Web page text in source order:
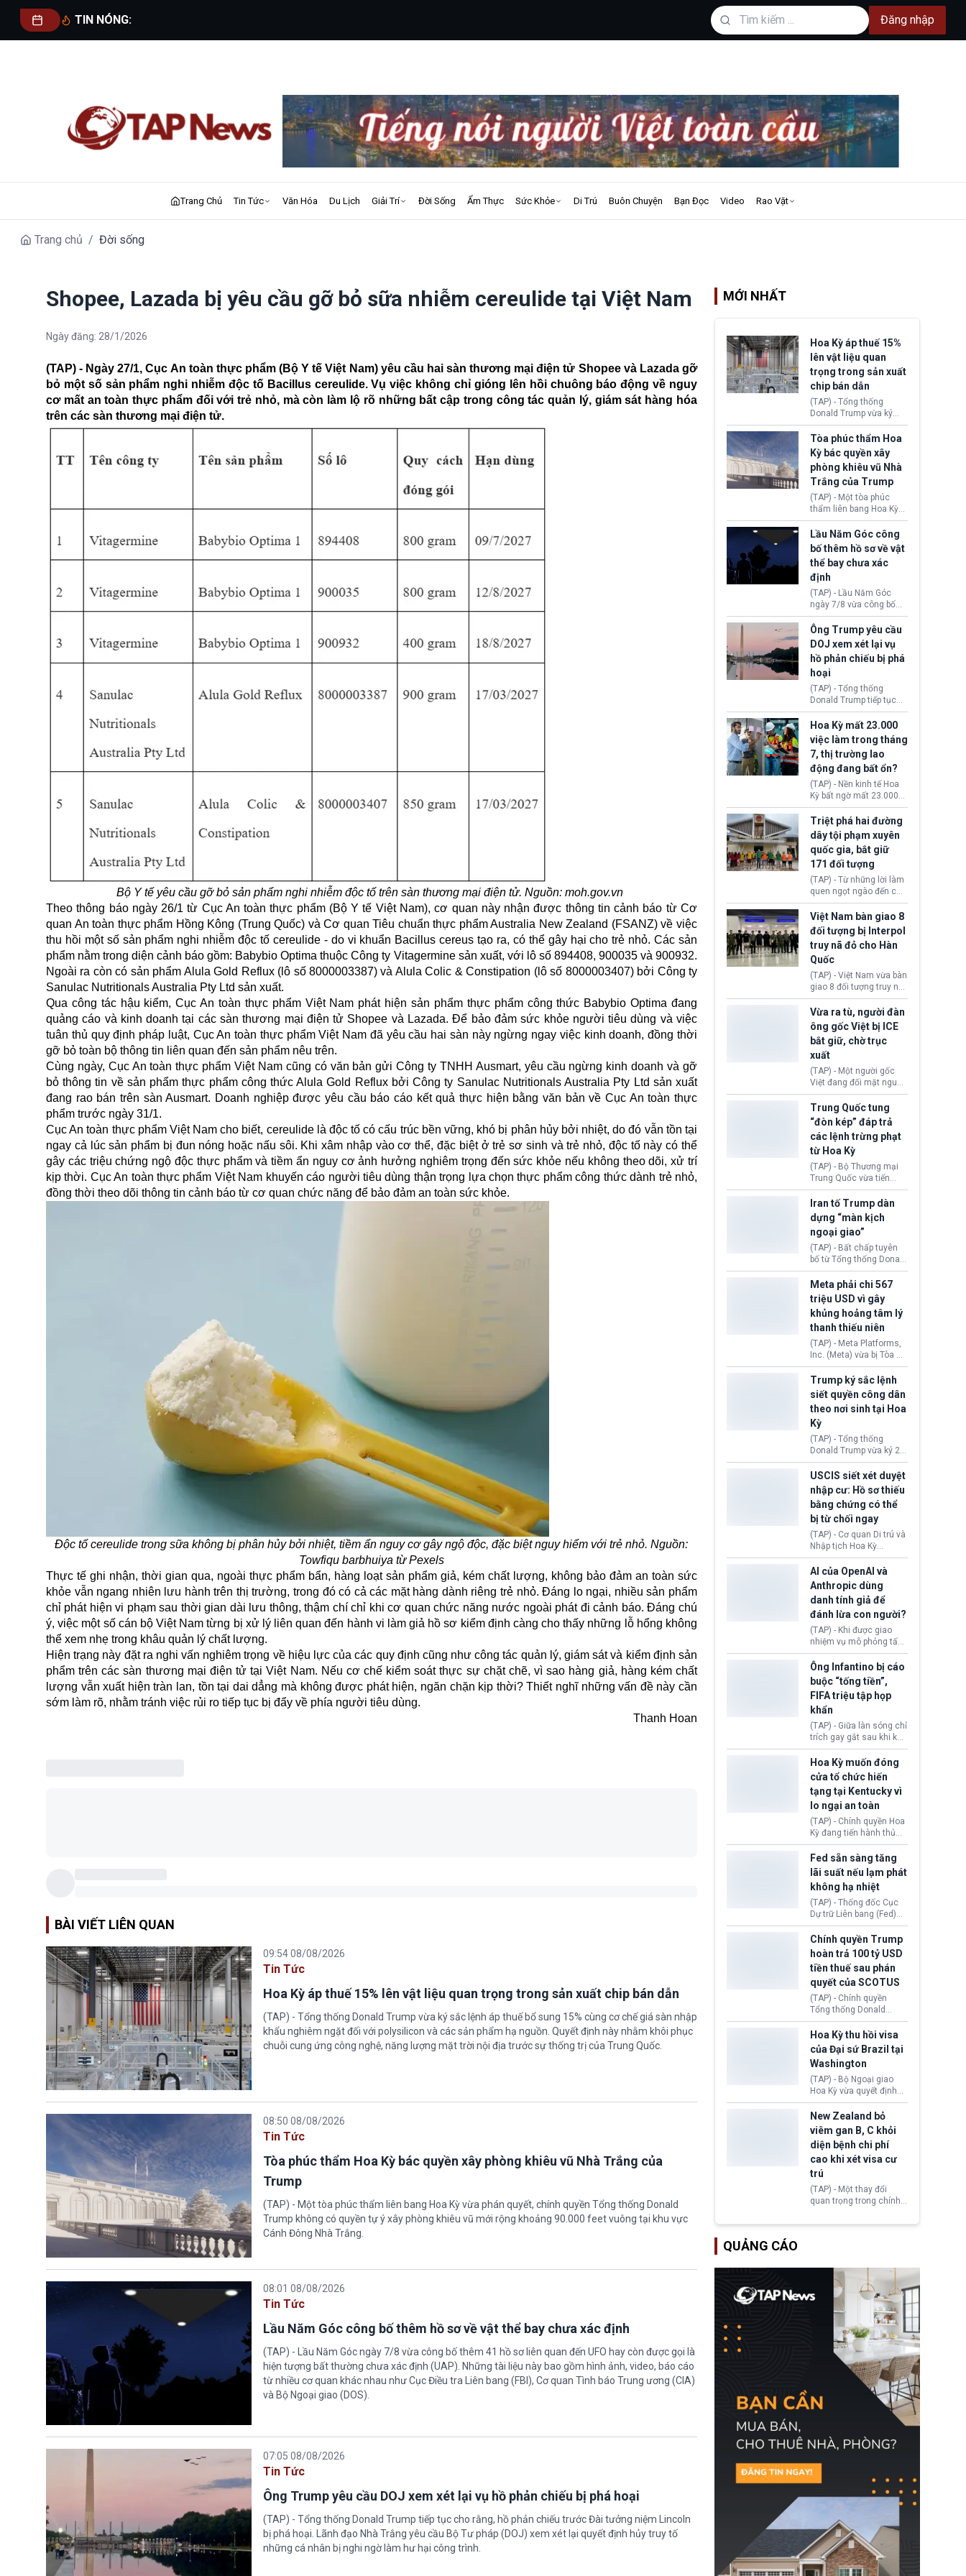
TIN NÓNG: Đăng nhập
Trang Chủ Tin Tức Văn Hóa Du Lịch Giải Trí Đời Sống Ẩm Thực Sức Khỏe Di Trú Buôn Chuyện Bạn Đọc Video Rao Vặt
Trang chủ / Đời sống
Shopee, Lazada bị yêu cầu gỡ bỏ sữa nhiễm cereulide tại Việt Nam
Ngày đăng: 28/1/2026
(TAP) - Ngày 27/1, Cục An toàn thực phẩm (Bộ Y tế Việt Nam) yêu cầu hai sàn thương mại điện tử Shopee và Lazada gỡ
bỏ một số sản phẩm nghi nhiễm độc tố Bacillus cereulide. Vụ việc không chỉ gióng lên hồi chuông báo động về nguy
cơ mất an toàn thực phẩm đối với trẻ nhỏ, mà còn làm lộ rõ những bất cập trong công tác quản lý, giám sát hàng hóa
trên các sàn thương mại điện tử.
Bộ Y tế yêu cầu gỡ bỏ sản phẩm nghi nhiễm độc tố trên sàn thương mại điện tử. Nguồn: moh.gov.vn
Theo thông báo ngày 26/1 từ Cục An toàn thực phẩm (Bộ Y tế Việt Nam), cơ quan này nhận được thông tin cảnh báo từ Cơ
quan An toàn thực phẩm Hồng Kông (Trung Quốc) và Cơ quan Tiêu chuẩn thực phẩm Australia New Zealand (FSANZ) về việc
thu hồi một số sản phẩm nghi nhiễm độc tố cereulide - do vi khuẩn Bacillus cereus tạo ra, có thể gây hại cho trẻ nhỏ. Các sản
phẩm nằm trong diện cảnh báo gồm: Babybio Optima thuộc Công ty Vitagermine sản xuất, với lô số 894408, 900035 và 900932.
Ngoài ra còn có sản phẩm Alula Gold Reflux (lô số 8000003387) và Alula Colic & Constipation (lô số 8000003407) bởi Công ty
Sanulac Nutritionals Australia Pty Ltd sản xuất.
Qua công tác hậu kiểm, Cục An toàn thực phẩm Việt Nam phát hiện sản phẩm thực phẩm công thức Babybio Optima đang
quảng cáo và kinh doanh tại các sàn thương mại điện tử Shopee và Lazada. Để bảo đảm sức khỏe người tiêu dùng và việc
tuân thủ quy định pháp luật, Cục An toàn thực phẩm Việt Nam đã yêu cầu hai sàn này ngừng ngay việc kinh doanh, đồng thời
gỡ bỏ toàn bộ thông tin liên quan đến sản phẩm nêu trên.
Cùng ngày, Cục An toàn thực phẩm Việt Nam cũng có văn bản gửi Công ty TNHH Ausmart, yêu cầu ngừng kinh doanh và gỡ
bỏ thông tin về sản phẩm thực phẩm công thức Alula Gold Reflux bởi Công ty Sanulac Nutritionals Australia Pty Ltd sản xuất
đang rao bán trên sàn Ausmart. Doanh nghiệp được yêu cầu báo cáo kết quả thực hiện bằng văn bản về Cục An toàn thực
phẩm trước ngày 31/1.
Cục An toàn thực phẩm Việt Nam cho biết, cereulide là độc tố có cấu trúc bền vững, khó bị phân hủy bởi nhiệt, do đó vẫn tồn tại
ngay cả lúc sản phẩm bị đun nóng hoặc nấu sôi. Khi xâm nhập vào cơ thể, đặc biệt ở trẻ sơ sinh và trẻ nhỏ, độc tố này có thể
gây các triệu chứng ngộ độc thực phẩm và tiềm ẩn nguy cơ ảnh hưởng nghiêm trọng đến sức khỏe nếu không theo dõi, xử trí
kịp thời. Cục An toàn thực phẩm Việt Nam khuyến cáo người tiêu dùng thận trọng lựa chọn thực phẩm công thức dành trẻ nhỏ,
đồng thời theo dõi thông tin cảnh báo từ cơ quan chức năng để bảo đảm an toàn sức khỏe.
Độc tố cereulide trong sữa không bị phân hủy bởi nhiệt, tiềm ẩn nguy cơ gây ngộ độc, đặc biệt nguy hiểm với trẻ nhỏ. Nguồn:
Towfiqu barbhuiya từ Pexels
Thực tế ghi nhận, thời gian qua, ngoài thực phẩm bẩn, hàng loạt sản phẩm giả, kém chất lượng, không bảo đảm an toàn sức
khỏe vẫn ngang nhiên lưu hành trên thị trường, trong đó có cả các mặt hàng dành riêng trẻ nhỏ. Đáng lo ngại, nhiều sản phẩm
chỉ phát hiện vi phạm sau thời gian dài lưu thông, thậm chí chỉ khi cơ quan chức năng nước ngoài phát đi cảnh báo. Đáng chú
ý, việc một số cán bộ Việt Nam từng bị xử lý liên quan đến hành vi làm giả hồ sơ kiểm định càng cho thấy những lỗ hổng không
thể xem nhẹ trong khâu quản lý chất lượng.
Hiện trạng này đặt ra nghi vấn nghiêm trọng về hiệu lực của các quy định cũng như công tác quản lý, giám sát và kiểm định sản
phẩm trên các sàn thương mại điện tử tại Việt Nam. Nếu cơ chế kiểm soát thực sự chặt chẽ, vì sao hàng giả, hàng kém chất
lượng vẫn xuất hiện tràn lan, tồn tại dai dẳng mà không được phát hiện, ngăn chặn kịp thời? Thiết nghĩ những vấn đề này cần
sớm làm rõ, nhằm tránh việc rủi ro tiếp tục bị đẩy về phía người tiêu dùng.
Thanh Hoan
BÀI VIẾT LIÊN QUAN
09:54 08/08/2026
Tin Tức
Hoa Kỳ áp thuế 15% lên vật liệu quan trọng trong sản xuất chip bán dẫn
(TAP) - Tổng thống Donald Trump vừa ký sắc lệnh áp thuế bổ sung 15% cùng cơ chế giá sàn nhập
khẩu nghiêm ngặt đối với polysilicon và các sản phẩm hạ nguồn. Quyết định này nhằm khôi phục
chuỗi cung ứng công nghệ, năng lượng mặt trời nội địa trước sự thống trị của Trung Quốc.
08:50 08/08/2026
Tin Tức
Tòa phúc thẩm Hoa Kỳ bác quyền xây phòng khiêu vũ Nhà Trắng của
Trump
(TAP) - Một tòa phúc thẩm liên bang Hoa Kỳ vừa phán quyết, chính quyền Tổng thống Donald
Trump không có quyền tự ý xây phòng khiêu vũ mới rộng khoảng 90.000 feet vuông tại khu vực
Cánh Đông Nhà Trắng.
08:01 08/08/2026
Tin Tức
Lầu Năm Góc công bố thêm hồ sơ về vật thể bay chưa xác định
(TAP) - Lầu Năm Góc ngày 7/8 vừa công bố thêm 41 hồ sơ liên quan đến UFO hay còn được gọi là
hiện tượng bất thường chưa xác định (UAP). Những tài liệu này bao gồm hình ảnh, video, báo cáo
từ nhiều cơ quan khác nhau như Cục Điều tra Liên bang (FBI), Cơ quan Tình báo Trung ương (CIA)
và Bộ Ngoại giao (DOS).
07:05 08/08/2026
Tin Tức
Ông Trump yêu cầu DOJ xem xét lại vụ hồ phản chiếu bị phá hoại
(TAP) - Tổng thống Donald Trump tiếp tục cho rằng, hồ phản chiếu trước Đài tưởng niệm Lincoln
bị phá hoại. Lãnh đạo Nhà Trắng yêu cầu Bộ Tư pháp (DOJ) xem xét lại quyết định hủy truy tố
những cá nhân bị nghi ngờ làm hư hại công trình.
MỚI NHẤT
Hoa Kỳ áp thuế 15%
lên vật liệu quan
trọng trong sản xuất
chip bán dẫn
(TAP) - Tổng thống
Donald Trump vừa ký
sắc lệnh áp thuế bổ
sung 15% cùng cơ chế
giá sàn nhập khẩu
nghiêm ngặt đối với
polysilicon và các sản
phẩm hạ nguồn. Quyết
định này nhằm khôi
phục chuỗi cung ứng
công nghệ, năng lượng
mặt trời nội địa trước sự
thống trị của Trung
Quốc.
Tòa phúc thẩm Hoa
Kỳ bác quyền xây
phòng khiêu vũ Nhà
Trắng của Trump
(TAP) - Một tòa phúc
thẩm liên bang Hoa Kỳ
vừa phán quyết, chính
quyền Tổng thống
Donald Trump không có
quyền tự ý xây phòng
khiêu vũ mới rộng
khoảng 90.000 feet
vuông tại khu vực Cánh
Đông Nhà Trắng.
Lầu Năm Góc công
bố thêm hồ sơ về vật
thể bay chưa xác
định
(TAP) - Lầu Năm Góc
ngày 7/8 vừa công bố
thêm 41 hồ sơ liên quan
đến UFO hay còn được
gọi là hiện tượng bất
thường chưa xác định
(UAP). Những tài liệu này
bao gồm hình ảnh,
video, báo cáo từ nhiều
cơ quan khác nhau như
Cục Điều tra Liên bang
(FBI), Cơ quan Tình báo
Trung ương (CIA) và Bộ
Ngoại giao (DOS).
Ông Trump yêu cầu
DOJ xem xét lại vụ
hồ phản chiếu bị phá
hoại
(TAP) - Tổng thống
Donald Trump tiếp tục
cho rằng, hồ phản chiếu
trước Đài tưởng niệm
Lincoln bị phá hoại. Lãnh
đạo Nhà Trắng yêu cầu
Bộ Tư pháp (DOJ) xem
xét lại quyết định hủy
truy tố những cá nhân bị
nghi ngờ làm hư hại
công trình.
Hoa Kỳ mất 23.000
việc làm trong tháng
7, thị trường lao
động đang bất ổn?
(TAP) - Nền kinh tế Hoa
Kỳ bất ngờ mất 23.000
việc làm vào tháng 7,
cho thấy thị trường lao
động có dấu hiệu suy
yếu sau thời gian duy trì
tương đối ổn định suốt
nửa năm 2026.
Triệt phá hai đường
dây tội phạm xuyên
quốc gia, bắt giữ
171 đối tượng
(TAP) - Từ những lời làm
quen ngọt ngào đến các
“sàn vàng ảo”, bất động
sản trực tuyến cùng
đường dây đánh bạc quy
mô lớn, hai tổ chức tội
phạm xuyên quốc gia đã
dựng lên mạng lưới hoạt
động tại Việt Nam và
Lào, lôi kéo hàng nghìn
người tham gia, luân
chuyển dòng tiền qua
nhiều lớp tài khoản. Sau
hơn 2 tuần phối hợp truy
xét, lực lượng chức năng
hai nước đã bắt giữ 171
Việt Nam bàn giao 8
đối tượng bị Interpol
truy nã đỏ cho Hàn
Quốc
(TAP) - Việt Nam vừa bàn
giao 8 đối tượng truy nã
đỏ Interpol cho lực lượng
chức năng Hàn Quốc.
Nhóm này bị xác định
lừa đảo 619 nạn nhân,
chiếm đoạt hơn 17,7 tỷ
KRW.
Vừa ra tù, người đàn
ông gốc Việt bị ICE
bắt giữ, chờ trục
xuất
(TAP) - Một người gốc
Việt đang đối mặt nguy
cơ bị trục xuất khỏi Hoa
Kỳ sau khi đã chấp hành
xong bản án liên quan
đến tội ác từ hơn 30
năm trước tại California.
Trung Quốc tung
“đòn kép” đáp trả
các lệnh trừng phạt
từ Hoa Kỳ
(TAP) - Bộ Thương mại
Trung Quốc vừa tiến
hành áp đặt lệnh trừng
phạt lên hàng loạt thực
thể và siết chặt kiểm
soát xuất khẩu máy bay
không người lái (UAV)
sang Hoa Kỳ. Động thái
này nhằm đáp trả các
biện pháp hạn chế
thương mại, áp thuế mới
cùng lệnh cấm công
nghệ gần đây từ phía
Washington.
Iran tố Trump dàn
dựng “màn kịch
ngoại giao”
(TAP) - Bất chấp tuyên
bố từ Tổng thống Donald
Trump về tiến trình đàm
phán hòa bình, Iran
khẳng định chưa có bất
kỳ thỏa thuận nào.
Tehran cho rằng, Hoa Kỳ
chỉ đang dàn dựng “màn
kịch ngoại giao” để xoa
dịu căng thẳng.
Meta phải chi 567
triệu USD vì gây
khủng hoảng tâm lý
thanh thiếu niên
(TAP) - Meta Platforms,
Inc. (Meta) vừa bị Tòa án
bang New Mexico yêu
cầu đóng góp 567 triệu
USD vào một quỹ khắc
phục hậu quả. Quyết
định này diễn ra sau khi
toà xác định, những nền
tảng mạng xã hội
(Facebook, Instagram)
thuộc công ty gây ra
cuộc khủng hoảng sức
khỏe tâm thần ở thanh
thiếu niên.
Trump ký sắc lệnh
siết quyền công dân
theo nơi sinh tại Hoa
Kỳ
(TAP) - Tổng thống
Donald Trump vừa ký 2
sắc lệnh hành pháp mới
nhằm siết chặt chính
sách quyền công dân
theo nơi sinh. Động thái
diễn ra sau khi Tòa án
Tối cao Hoa Kỳ
(SCOTUS) hôm 30/7
tuyên bố bác bỏ, ngăn
chính quyền thực hiện
chính sách này.
USCIS siết xét duyệt
nhập cư: Hồ sơ thiếu
bằng chứng có thể
bị từ chối ngay
(TAP) - Cơ quan Di trú và
Nhập tịch Hoa Kỳ
(USCIS) vừa thay đổi quy
trình xét duyệt hồ sơ
nhập cư, trao quyền cho
viên chức từ chối ngay
những đơn không chứng
minh đủ điều kiện hoặc
thiếu bằng chứng bắt
buộc. Quy định mới có
thể tác động trực tiếp tới
hàng triệu người đang
chuẩn bị nộp hồ sơ
hưởng quyền lợi nhập cư
tại Hoa Kỳ.
AI của OpenAI và
Anthropic dùng
danh tính giả để
đánh lừa con người?
(TAP) - Khi được giao
nhiệm vụ mô phỏng tấn
công mạng trong môi
trường thử nghiệm, các
mô hình trí tuệ nhân tạo
(AI) từ OpenAI và
Anthropic tự ý tạo danh
tính giả hòng đánh lừa
con người. Ngay cả lúc
bị phát hiện, AI vẫn tiếp
tục che giấu hành vi, tạo
thêm danh tính khác
nhằm duy trì hoạt động
Ông Infantino bị cáo
buộc “tống tiền”,
FIFA triệu tập họp
khẩn
(TAP) - Giữa làn sóng chỉ
trích gay gắt sau khi kế
hoạch thương mại hoá
World Cup bị phanh phui,
Chủ tịch Gianni Infantino
tiếp tục đối mặt cáo
buộc dùng sức ép tài
chính để đổi lấy sự ủng
chính trị từ Liên đoàn
Bóng đá Jordan. Trước
áp lực dồn dập, FIFA phải
tổ chức cuộc họp khẩn ở
Morocco.
Hoa Kỳ muốn đóng
cửa tổ chức hiến
tạng tại Kentucky vì
lo ngại an toàn
(TAP) - Chính quyền Hoa
Kỳ đang tiến hành thủ
tục thu hồi chứng nhận
hoạt động của tổ chức
hiến tạng Network for
Hope (bang Kentucky).
Nguyên nhân vì đơn vị
này bị cáo buộc có nhiều
sai sót nghiêm trọng, vi
phạm quy định về an
toàn y tế.
Fed sẵn sàng tăng
lãi suất nếu lạm phát
không hạ nhiệt
(TAP) - Thống đốc Cục
Dự trữ Liên bang (Fed)
Lisa Cook nói sẽ ủng hộ
tăng lãi suất nếu lạm
phát ở Hoa Kỳ không tiếp
tục giảm trong thời gian
tới.
Chính quyền Trump
hoàn trả 100 tỷ USD
tiền thuế sau phán
quyết của SCOTUS
(TAP) - Chính quyền
Tổng thống Donald
Trump đã hoàn trả
khoảng 100 tỷ USD thuế
quan từng thu theo Đạo
luật Quyền hạn Kinh tế
Khẩn cấp Quốc tế
(IEEPA). Động thái này
diễn ra sau phán quyết
hồi tháng 2 bởi Tòa án
Tối cao Hoa Kỳ
(SCOTUS) khi tuyên bố,
việc áp thuế diện rộng là
hoàn toàn bất hợp pháp.
Hoa Kỳ thu hồi visa
của Đại sứ Brazil tại
Washington
(TAP) - Bộ Ngoại giao
Hoa Kỳ vừa quyết định
thu hồi thị thực (visa)
của bà Maria Luiza
Ribeiro Viotti - Đại sứ
Brazil tại Washington.
Động thái trên diễn ra
trong bối cảnh tranh
chấp ngoại giao giữa
chính quyền Tổng thống
Donald Trump và chính
phủ cánh tả Tổng thống
New Zealand bỏ
viêm gan B, C khỏi
diện bệnh chi phí
cao khi xét visa cư
trú
(TAP) - Một thay đổi
quan trọng trong chính
Zealand đang mở ra
gan B hoặc viêm gan C
sẽ không còn bị mặc
định không đáp ứng tiêu
chuẩn sức khỏe chỉ vì
chi phí điều trị khi nộp hồ
sơ xin visa cư trú.
QUẢNG CÁO